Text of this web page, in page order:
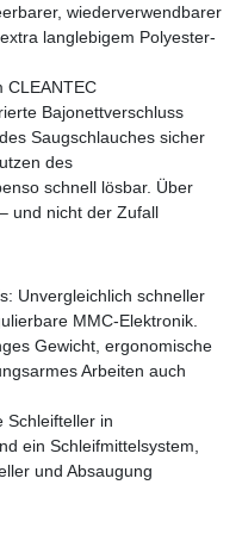
wiederverwendbarer
langlebigem Polyester-
CLEANTEC
Bajonettverschluss
Saugschlauches sicher
des
schnell lösbar. Über
und nicht der Zufall
Unvergleichlich schneller
MMC-Elektronik.
Gewicht, ergonomische
Arbeiten auch
Schleifteller in
ein Schleifmittelsystem,
und Absaugung